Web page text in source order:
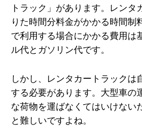
トラック」があります。レンタ
りた時間分料金がかかる時間制
で利用する場合にかかる費用は
ル代とガソリン代です。
しかし、レンタカートラックは
する必要があります。大型車の
な荷物を運ばなくてはいけない
と難しいですよね。